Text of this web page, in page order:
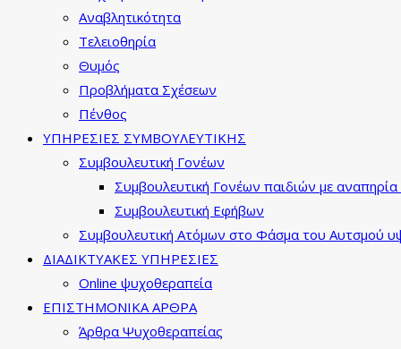
Αναβλητικότητα
Τελειοθηρία
Θυμός
Προβλήματα Σχέσεων
Πένθος
ΥΠΗΡΕΣΙΕΣ ΣΥΜΒΟΥΛΕΥΤΙΚΗΣ
Συμβουλευτική Γονέων
Συμβουλευτική Γονέων παιδιών με
Συμβουλευτική Εφήβων
Συμβουλευτική Ατόμων στο Φάσμα του Αυτσμού
ΔΙΑΔΙΚΤΥΑΚΕΣ ΥΠΗΡΕΣΙΕΣ
Online ψυχοθεραπεία
ΕΠΙΣΤΗΜΟΝΙΚΑ ΑΡΘΡΑ
Άρθρα Ψυχοθεραπείας